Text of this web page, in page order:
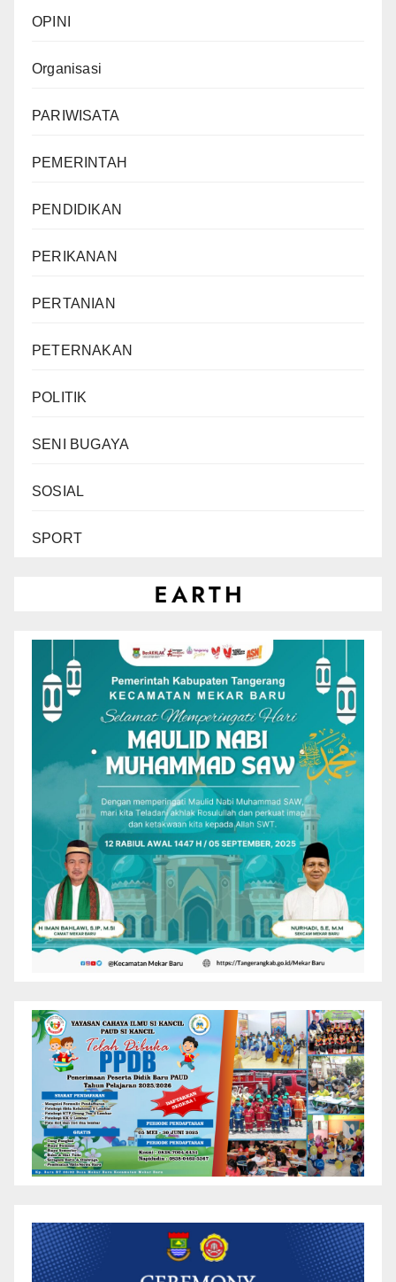
OPINI
Organisasi
PARIWISATA
PEMERINTAH
PENDIDIKAN
PERIKANAN
PERTANIAN
PETERNAKAN
POLITIK
SENI BUGAYA
SOSIAL
SPORT